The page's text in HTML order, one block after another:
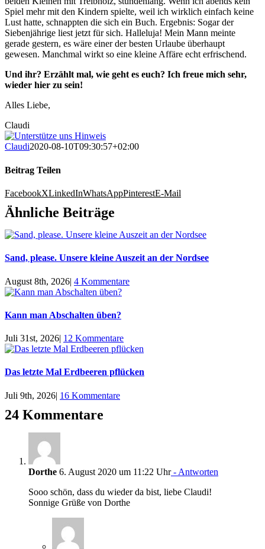
Spiel mehr mit den Kindern spielte, weil ich wirklich einfach keine
Lust hatte, schnappten die sich ein Buch. Ergebnis: Sogar der
Siebenjährige liest jetzt für sich. Halleluja! Mein Mann meinte
gerade gestern, es wäre einer der besten Urlaube überhaupt
gewesen. Manchmal wirkt so eine kleine Affäre echt erfrischend.
Und ihr? Erzählt mal, wie geht es euch? Ich freue mich sehr,
wieder hier zu sein!
Alles Liebe,
Claudi
Claudi2020-08-10T09:30:57+02:00
Beitrag Teilen
FacebookXLinkedInWhatsAppPinterestE-Mail
Ähnliche Beiträge
Sand, please. Unsere kleine Auszeit an der Nordsee
August 8th, 2026| 4 Kommentare
Kann man Abschalten üben?
Juli 31st, 2026| 12 Kommentare
Das letzte Mal Erdbeeren pflücken
Juli 9th, 2026| 16 Kommentare
24 Kommentare
Dorthe 6. August 2020 um 11:22 Uhr- Antworten
Sooo schön, dass du wieder da bist, liebe Claudi!
Sonnige Grüße von Dorthe